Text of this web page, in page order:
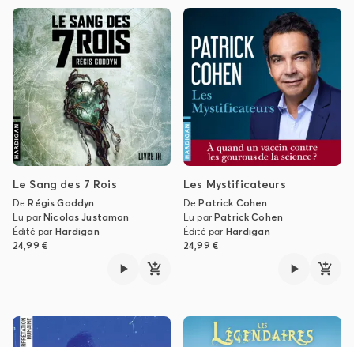
Le Sang des 7 Rois
DeRégis Goddyn
Lu parNicolas Justamon
Édité par Hardigan
24,99 €
Les Mystificateurs
DePatrick Cohen
Lu parPatrick Cohen
Édité par Hardigan
24,99 €